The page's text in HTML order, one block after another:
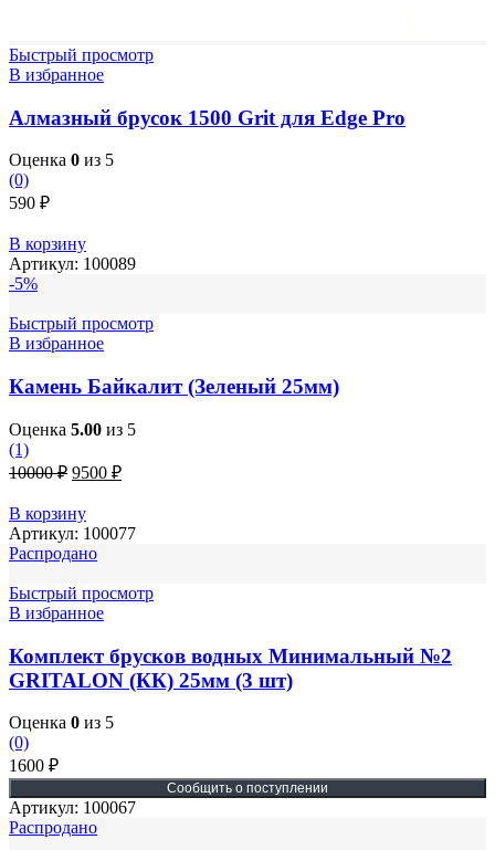
Быстрый просмотр
В избранное
Алмазный брусок 1500 Grit для Edge Pro
Оценка 0 из 5
(0)
590 ₽
В корзину
Артикул: 100089
-5%
Быстрый просмотр
В избранное
Камень Байкалит (Зеленый 25мм)
Оценка 5.00 из 5
(1)
10000₽ Первоначальная
составляла
10000 ₽.
9500 ₽
В корзину
Артикул: 100077
Распродано
Быстрый просмотр
В избранное
Комплект брусков водных Минимальный №2
GRITALON (КК) 25мм (3 шт)
Оценка 0 из 5
(0)
1600 ₽
Артикул: 100067
Распродано